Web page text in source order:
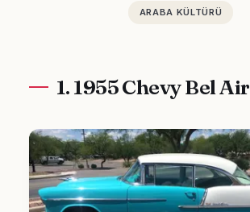
ARABA KÜLTÜRÜ
1. 1955 Chevy Bel Air